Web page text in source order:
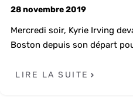
28 novembre 2019
Mercredi soir, Kyrie Irving
Boston depuis son départ
LIRE LA SUITE